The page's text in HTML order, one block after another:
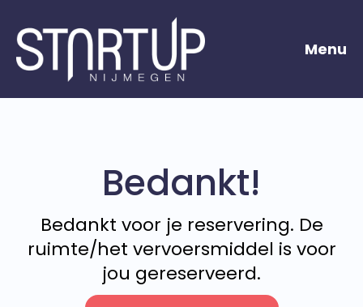
Menu
Bedankt!
Bedankt voor je reservering. De
ruimte/het vervoersmiddel is voor
jou gereserveerd.